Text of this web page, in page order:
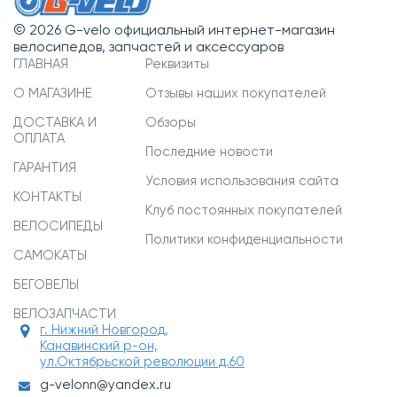
© 2026 G-velo официальный интернет-магазин
велосипедов, запчастей и аксессуаров
ГЛАВНАЯ
О МАГАЗИНЕ
ДОСТАВКА И
ОПЛАТА
ГАРАНТИЯ
КОНТАКТЫ
ВЕЛОСИПЕДЫ
САМОКАТЫ
БЕГОВЕЛЫ
ВЕЛОЗАПЧАСТИ
Реквизиты
Отзывы наших покупателей
Обзоры
Последние новости
Условия использования сайта
Клуб постоянных покупателей
Политики конфиденциальности
г. Нижний Новгород,
Канавинский р-он,
ул.Октябрьской революции д.60
g-velonn@yandex.ru